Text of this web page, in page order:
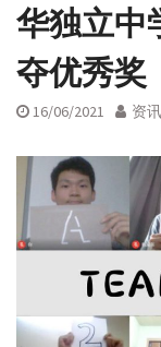
华独立中
夺优秀奖
16/06/2021 资